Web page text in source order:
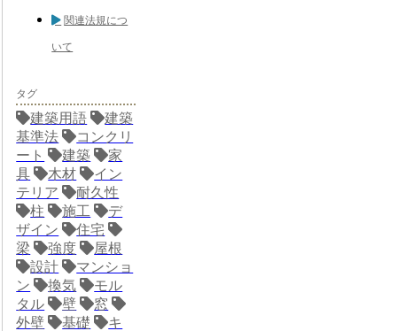
関連法規につ
いて
タグ
建築用語
建築
基準法
コンクリ
ート
建築
家
具
木材
イン
テリア
耐久性
柱
施工
デ
ザイン
住宅
梁
強度
屋根
設計
マンショ
ン
換気
モル
タル
壁
窓
外壁
基礎
キ